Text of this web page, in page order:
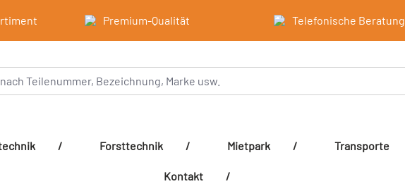
Premium-Qualität Telefonische Beratung
/ Forsttechnik / Mietpark / Transporte
Kontakt /